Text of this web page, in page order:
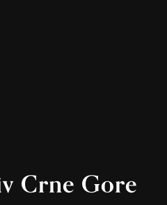
Crne Gore